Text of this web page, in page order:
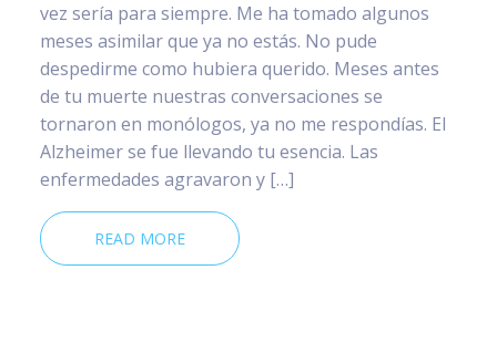
vez sería para siempre. Me ha tomado algunos
meses asimilar que ya no estás. No pude
despedirme como hubiera querido. Meses antes
de tu muerte nuestras conversaciones se
tornaron en monólogos, ya no me respondías. El
Alzheimer se fue llevando tu esencia. Las
enfermedades agravaron y […]
READ MORE